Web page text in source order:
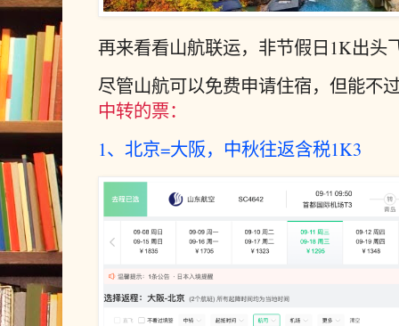
再来看看山航联运，非节假日1K出头
尽管山航可以免费申请住宿，但能不
中转的票：
1、北京=大阪，中秋往返含税1K3